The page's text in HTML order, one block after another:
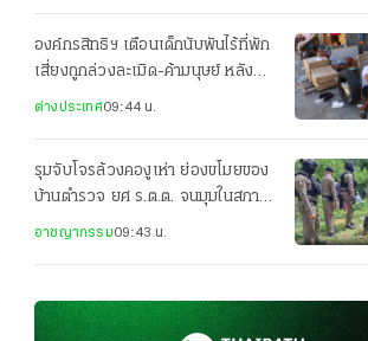
องค์กรสิทธิฯ เตือนเด็กนับพันไร้ที่พัก
เสี่ยงถูกล่วงละเมิด-ค้ามนุษย์ หลัง
ทะลักข้ามพรมแดนสเปน
ต่างประเทศ09:44 น.
รุมจับโจรล้วงคองูเห่า ย่องขโมยของ
บ้านตำรวจ ยศ ร.ต.ต. จนมุมในสภาพ
อาชญากรรม09:43 น.